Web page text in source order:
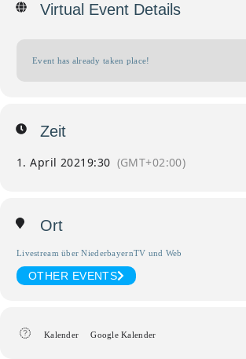
Virtual Event Details
Event has already taken place!
Zeit
1. April 2021 9:30 (GMT+02:00)
Ort
Livestream über NiederbayernTV und Web
OTHER EVENTS
Kalender Google Kalender